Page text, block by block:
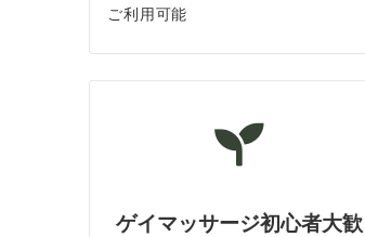
ご利用可能
ゲイマッサージ初心者大歓